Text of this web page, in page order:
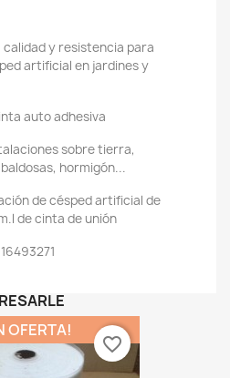
calidad y resistencia para
artificial en jardines y
auto adhesiva
sobre tierra,
hormigón...
de césped artificial de
de cinta de unión
OFERTA!
favorite_border